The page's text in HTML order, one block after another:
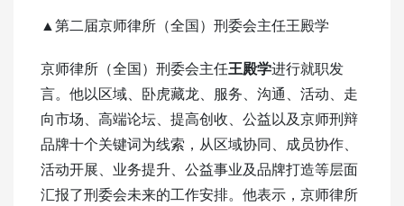
▲第二届京师律所（全国）刑委会主任王殿学
京师律所（全国）刑委会主任王殿学进行就职发
言。他以区域、卧虎藏龙、服务、沟通、活动、走
向市场、高端论坛、提高创收、公益以及京师刑辩
品牌十个关键词为线索，从区域协同、成员协作、
活动开展、业务提升、公益事业及品牌打造等层面
汇报了刑委会未来的工作安排。他表示，京师律所